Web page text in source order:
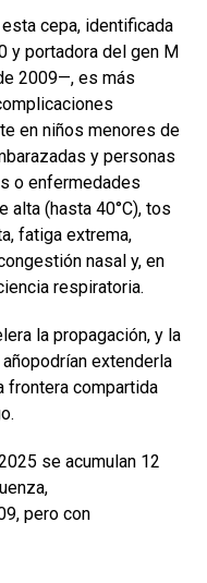
cepa, identificada
y portadora del gen M
2009—, es más
en niños menores de
y personas
o enfermedades
alta (hasta 40°C), tos
fatiga extrema,
nasal y, en
respiratoria.
la propagación, y la
extenderla
frontera compartida
se acumulan 12
pero con